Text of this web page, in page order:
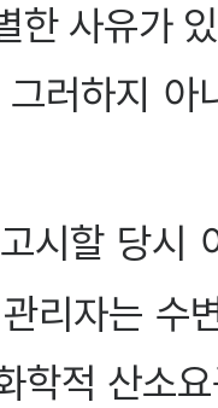
한 사유가
그러하지
시할 당
리자는 수
학적 산소